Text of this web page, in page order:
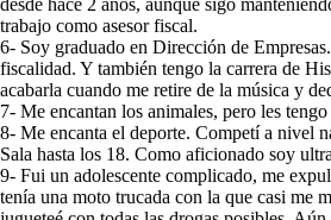
desde hace 2 años, aunque sigo
trabajo como asesor fiscal.
6- Soy graduado en Dirección de
fiscalidad. Y también tengo la carrera de
acabarla cuando me retire de la música y
7- Me encantan los animales, pero les
8- Me encanta el deporte. Competí a nivel
Sala hasta los 18. Como aficionado soy
9- Fui un adolescente complicado, me
tenía una moto trucada con la que casi me